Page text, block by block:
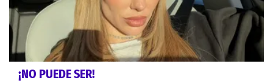
¡NO PUEDE SER!